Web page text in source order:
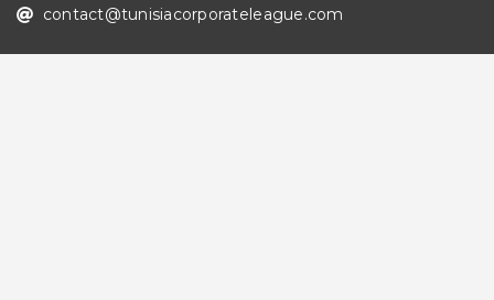
contact@tunisiacorporateleague.com